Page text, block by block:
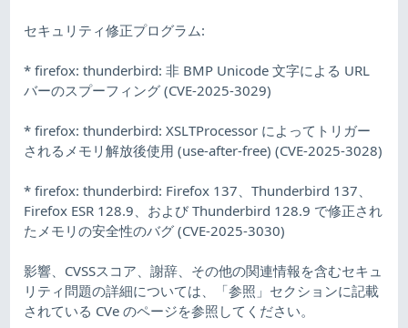
セキュリティ修正プログラム:
* firefox: thunderbird: 非 BMP Unicode 文字による URL
バーのスプーフィング (CVE-2025-3029)
* firefox: thunderbird: XSLTProcessor によってトリガー
されるメモリ解放後使用 (use-after-free) (CVE-2025-3028)
* firefox: thunderbird: Firefox 137、Thunderbird 137、
Firefox ESR 128.9、および Thunderbird 128.9 で修正され
たメモリの安全性のバグ (CVE-2025-3030)
影響、CVSSスコア、謝辞、その他の関連情報を含むセキュ
リティ問題の詳細については、「参照」セクションに記載
されている CVe のページを参照してください。